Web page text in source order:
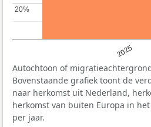
2025
20%
20%
Autochtoon of
Bovenstaande grafiek toont de
naar herkomst uit Nederland,
herkomst van buiten Europa in het
per jaar.